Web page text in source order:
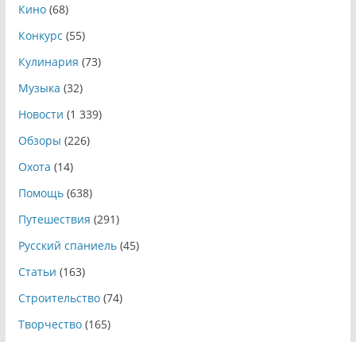
Кино(68)
Конкурс (55)
Кулинария (73)
Музыка (32)
Новости (1 339)
Обзоры (226)
Охота (14)
Помощь(638)
Путешествия (291)
Русский спаниель(45)
Статьи (163)
Строительство(74)
Творчество(165)